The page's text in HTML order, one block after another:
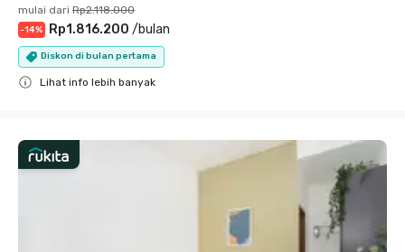
mulai dari Rp2.118.000
-14% Rp1.816.200 /bulan
Diskon di bulan pertama
Lihat info lebih banyak